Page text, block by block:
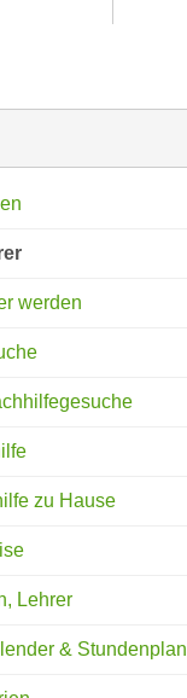
werden
zu Hause
Lehrer
& Stundenplan